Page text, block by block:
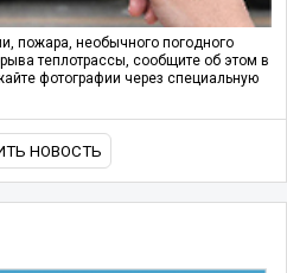
пожара, необычного погодного
теплотрассы, сообщите об этом в
фотографии через специальную
НОВОСТЬ